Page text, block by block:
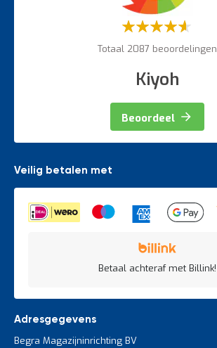
Waardering:
Totaal 2087 beoordelingen
Kiyoh
Beoordeel
Veilig betalen met
Betaal achteraf met Billink!
Adresgegevens
Begra Magazijninrichting BV